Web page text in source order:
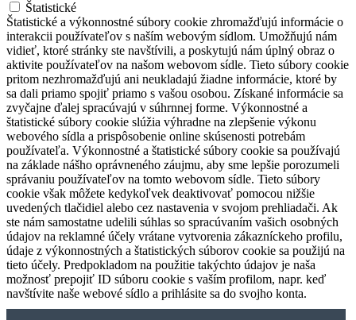
Štatistické
Štatistické a výkonnostné súbory cookie zhromažďujú informácie o
interakcii používateľov s naším webovým sídlom. Umožňujú nám
vidieť, ktoré stránky ste navštívili, a poskytujú nám úplný obraz o
aktivite používateľov na našom webovom sídle. Tieto súbory cookie
pritom nezhromažďujú ani neukladajú žiadne informácie, ktoré by
sa dali priamo spojiť priamo s vašou osobou. Získané informácie sa
zvyčajne ďalej spracúvajú v súhrnnej forme. Výkonnostné a
štatistické súbory cookie slúžia výhradne na zlepšenie výkonu
webového sídla a prispôsobenie online skúsenosti potrebám
používateľa. Výkonnostné a štatistické súbory cookie sa používajú
na základe nášho oprávneného záujmu, aby sme lepšie porozumeli
správaniu používateľov na tomto webovom sídle. Tieto súbory
cookie však môžete kedykoľvek deaktivovať pomocou nižšie
uvedených tlačidiel alebo cez nastavenia v svojom prehliadači. Ak
ste nám samostatne udelili súhlas so spracúvaním vašich osobných
údajov na reklamné účely vrátane vytvorenia zákazníckeho profilu,
údaje z výkonnostných a štatistických súborov cookie sa použijú na
tieto účely. Predpokladom na použitie takýchto údajov je naša
možnosť prepojiť ID súboru cookie s vaším profilom, napr. keď
navštívite naše webové sídlo a prihlásite sa do svojho konta.